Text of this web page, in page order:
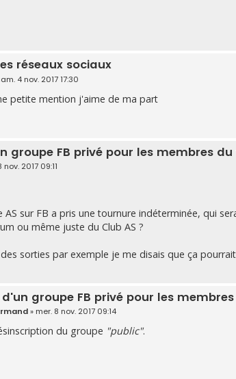
réseaux sociaux
4 nov. 2017 17:30
petite mention j'aime de ma part
groupe FB privé pour les membres
nov. 2017 09:11
AS sur FB a pris une tournure indéterminée, qui
ou même juste du Club AS ?
sorties par exemple je me disais que ça
d'un groupe FB privé pour les
» mer. 8 nov. 2017 09:14
du groupe "public".